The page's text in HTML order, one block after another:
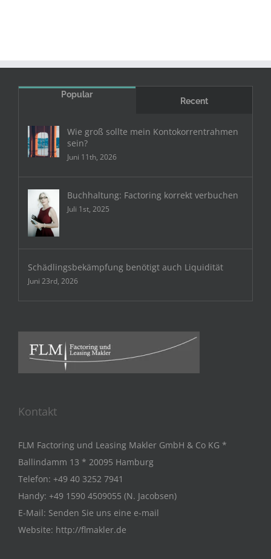
Popular
Recent
Wie groß sollte mein Kontokorrentrahmen
sein?
Juni 11th, 2026
Buchhaltung: Factoring korrekt verbuchen
Juli 1st, 2025
Schädlingsbekämpfung benötigt auch Liquidität
Juni 23rd, 2026
Kontakt
FLM Factoring und Leasing Makler GmbH & Co KG *
Ballindamm 13 * 20095 Hamburg
Telefon: +49 40 3252 7941
Handy: +49 1590 4509055 (N. Jacobsen)
E-Mail: Senden Sie uns eine e-mail
Website: http://flmakler.de